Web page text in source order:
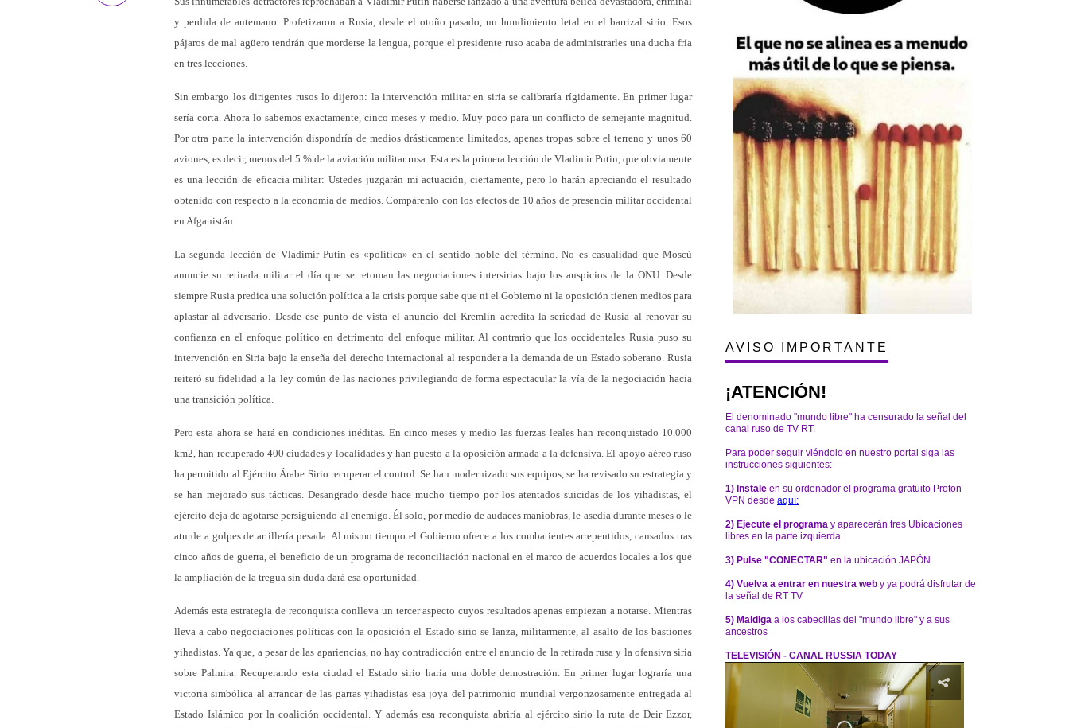
y perdida de antemano. Profetizaron a Rusia, desde el otoño pasado, un hundimiento letal en el barrizal sirio. Esos
pájaros de mal agüero tendrán que morderse la lengua, porque el presidente ruso acaba de administrarles una ducha fría
en tres lecciones.
Sin embargo los dirigentes rusos lo dijeron: la intervención militar en siria se calibraría rígidamente. En primer lugar
sería corta. Ahora lo sabemos exactamente, cinco meses y medio. Muy poco para un conflicto de semejante magnitud.
Por otra parte la intervención dispondría de medios drásticamente limitados, apenas tropas sobre el terreno y unos 60
aviones, es decir, menos del 5 % de la aviación militar rusa. Esta es la primera lección de Vladimir Putin, que obviamente
es una lección de eficacia militar: Ustedes juzgarán mi actuación, ciertamente, pero lo harán apreciando el resultado
obtenido con respecto a la economía de medios. Compárenlo con los efectos de 10 años de presencia militar occidental
en Afganistán.
La segunda lección de Vladimir Putin es «política» en el sentido noble del término. No es casualidad que Moscú
anuncie su retirada militar el día que se retoman las negociaciones intersirias bajo los auspicios de la ONU. Desde
siempre Rusia predica una solución política a la crisis porque sabe que ni el Gobierno ni la oposición tienen medios para
aplastar al adversario. Desde ese punto de vista el anuncio del Kremlin acredita la seriedad de Rusia al renovar su
confianza en el enfoque político en detrimento del enfoque militar. Al contrario que los occidentales Rusia puso su
intervención en Siria bajo la enseña del derecho internacional al responder a la demanda de un Estado soberano. Rusia
reiteró su fidelidad a la ley común de las naciones privilegiando de forma espectacular la vía de la negociación hacia
una transición política.
Pero esta ahora se hará en condiciones inéditas. En cinco meses y medio las fuerzas leales han reconquistado 10.000
km2, han recuperado 400 ciudades y localidades y han puesto a la oposición armada a la defensiva. El apoyo aéreo ruso
ha permitido al Ejército Árabe Sirio recuperar el control. Se han modernizado sus equipos, se ha revisado su estrategia y
se han mejorado sus tácticas. Desangrado desde hace mucho tiempo por los atentados suicidas de los yihadistas, el
ejército deja de agotarse persiguiendo al enemigo. Él solo, por medio de audaces maniobras, le asedia durante meses o le
aturde a golpes de artillería pesada. Al mismo tiempo el Gobierno ofrece a los combatientes arrepentidos, cansados tras
cinco años de guerra, el beneficio de un programa de reconciliación nacional en el marco de acuerdos locales a los que
la ampliación de la tregua sin duda dará esa oportunidad.
Además esta estrategia de reconquista conlleva un tercer aspecto cuyos resultados apenas empiezan a notarse. Mientras
lleva a cabo negociaciones políticas con la oposición el Estado sirio se lanza, militarmente, al asalto de los bastiones
yihadistas. Ya que, a pesar de las apariencias, no hay contradicción entre el anuncio de la retirada rusa y la ofensiva siria
sobre Palmira. Recuperando esta ciudad el Estado sirio haría una doble demostración. En primer lugar lograría una
victoria simbólica al arrancar de las garras yihadistas esa joya del patrimonio mundial vergonzosamente entregada al
Estado Islámico por la coalición occidental. Y además esa reconquista abriría al ejército sirio la ruta de Deir Ezzor,
AVISO IMPORTANTE
¡ATENCIÓN!
El denominado "mundo libre" ha censurado la señal del
canal ruso de TV RT.
Para poder seguir viéndolo en nuestro portal siga las
instrucciones siguientes:
1) Instale en su ordenador el programa gratuito Proton
VPN desde aquí:
2) Ejecute el programa y aparecerán tres Ubicaciones
libres en la parte izquierda
3) Pulse "CONECTAR" en la ubicación JAPÓN
4) Vuelva a entrar en nuestra web y ya podrá disfrutar de
la señal de RT TV
5) Maldiga a los cabecillas del "mundo libre" y a sus
ancestros
TELEVISIÓN - CANAL RUSSIA TODAY